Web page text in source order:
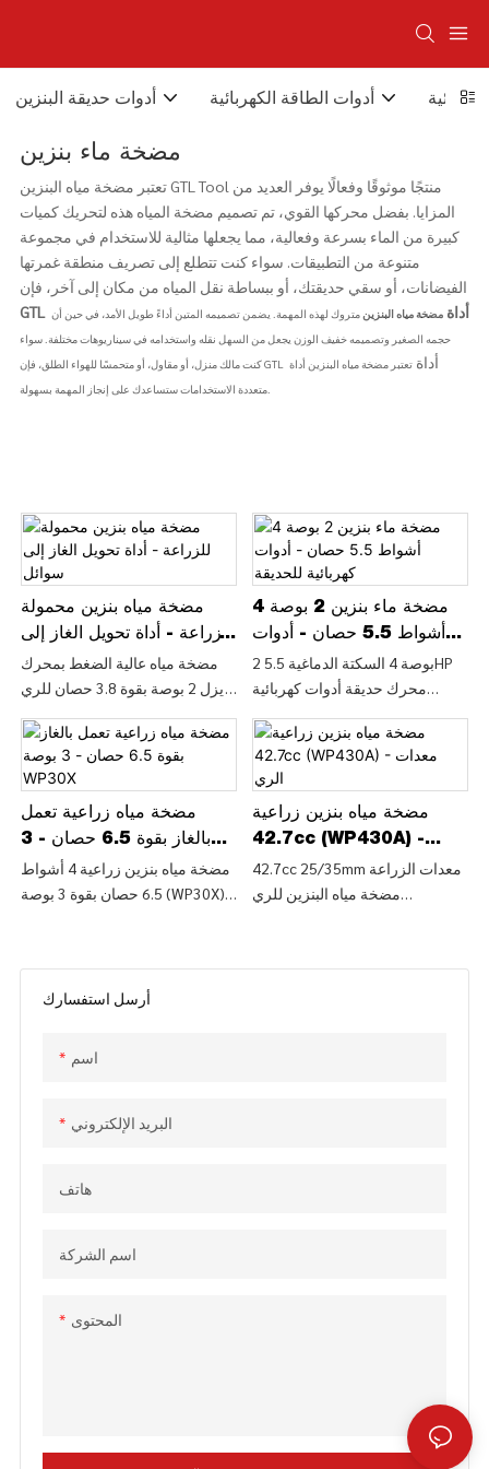
أدوات حديقة البنزين أدوات الطاقة الكهربائية
مضخة ماء بنزين
تعتبر مضخة مياه البنزين GTL Tool منتجًا موثوقًا وفعالًا يوفر العديد من
المزايا. بفضل محركها القوي، تم تصميم مضخة المياه هذه لتحريك كميات
كبيرة من الماء بسرعة وفعالية، مما يجعلها مثالية للاستخدام في مجموعة
متنوعة من التطبيقات. سواء كنت تتطلع إلى تصريف منطقة غمرتها
الفيضانات، أو سقي حديقتك، أو ببساطة نقل المياه من مكان إلى آخر، فإن
GTL
أداةمضخة مياه البنزينمتروك لهذه المهمة. يضمن تصميمه المتين أداءً طويل الأمد، في حين أن
حجمه الصغير وتصميمه خفيف الوزن يجعل من السهل نقله واستخدامه في سيناريوهات مختلفة. سواء
كنت مالك منزل، أو مقاول، أو متحمسًا للهواء الطلق، فإن GTL
أداةتعتبر مضخة مياه البنزين أداة
متعددة الاستخدامات ستساعدك على إنجاز المهمة بسهولة.
أرسل استفسارك
اسم
البريد الإلكتروني
هاتف
اسم الشركة
المحتوى
مضخة مياه بنزين محمولة
للزراعة - أداة تحويل الغاز إلى
سوائل
مضخة مياه عالية الضغط بمحرك
ديزل 2 بوصة بقوة 3.8 حصان للري
التفاصيل والسعر حول مضخة مياه
ديزل مضخة مياه من مضخة مياه
عالية الضغط بمحرك ديزل 2 بوصة
بقوة 3.8 حصان للري الزراعي
(WP50D) - CHINA GTL TOOLS
LIMITED
مضخة ماء بنزين 2 بوصة 4
أشواط 5.5 حصان - أدوات
كهربائية للحديقة
2 بوصة 4 السكتة الدماغية 5.5HP
محرك حديقة أدوات كهربائية
تعرف على التفاصيل والأسعار حول
أدوات الحدائق أدوات كهربائية من
2 بوصة 4 السكتة الدماغية 5.5HP
محرك حديقة أدوات كهربائية
مضخة ماء بنزين (WP20X) -
CHINA GTL TOOLS LIMITED
مضخة مياه زراعية تعمل
بالغاز بقوة 6.5 حصان - 3
بوصة WP30Xمضخة مياه بنزين زراعية 4 أشواط
6.5 حصان بقوة 3 بوصة (WP30X)،
مضخة مياه بنزين زراعية 4 أشواط
6.5 حصان 3 بوصة (WP30X) -
مضخة مياه بنزين زراعية
42.7cc (WP430A) -
معدات الري
42.7cc 25/35mm معدات الزراعة
مضخة مياه البنزين للري
42.7cc 25/35mm مضخة مياه